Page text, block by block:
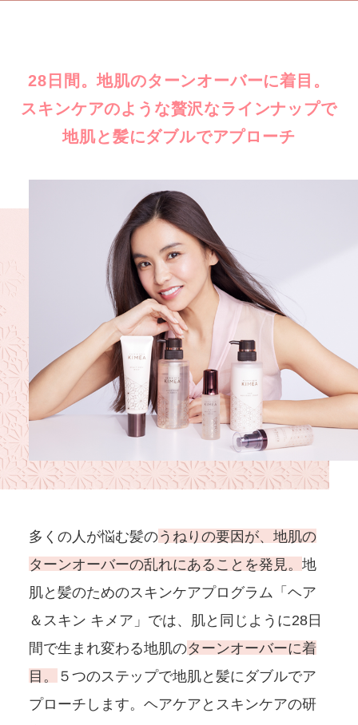
28日間。地肌のターンオーバーに着目。
スキンケアのような贅沢なラインナップで
地肌と髪にダブルでアプローチ
多くの人が悩む髪のうねりの要因が、地肌の
ターンオーバーの乱れにあることを発見。 地
肌と髪のためのスキンケアプログラム「ヘア
＆スキン キメア」では、肌と同じように28日
間で生まれ変わる地肌のターンオーバーに着
目。
５つのステップで地肌と髪にダブルでア
プローチします。ヘアケアとスキンケアの研